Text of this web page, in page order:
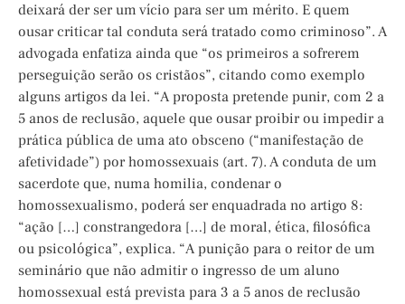
deixará der ser um vício para ser um mérito. E quem
ousar criticar tal conduta será tratado como criminoso”. A
advogada enfatiza ainda que “os primeiros a sofrerem
perseguição serão os cristãos”, citando como exemplo
alguns artigos da lei. “A proposta pretende punir, com 2 a
5 anos de reclusão, aquele que ousar proibir ou impedir a
prática pública de uma ato obsceno (“manifestação de
afetividade”) por homossexuais (art. 7). A conduta de um
sacerdote que, numa homilia, condenar o
homossexualismo, poderá ser enquadrada no artigo 8:
“ação […] constrangedora […] de moral, ética, filosófica
ou psicológica”, explica. “A punição para o reitor de um
seminário que não admitir o ingresso de um aluno
homossexual está prevista para 3 a 5 anos de reclusão